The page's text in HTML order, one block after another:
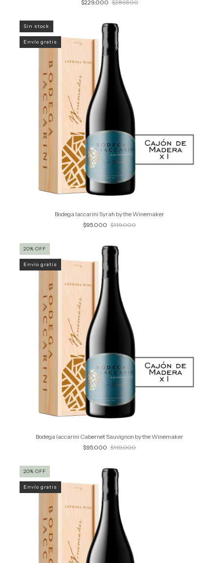
$229.000 $286.500
Sin stock
Envío gratis
Bodega Iaccarini Syrah by the Winemaker
$95.000 $119.000
20% OFF
Envío gratis
Bodega Iaccarini Cabernet Sauvignon by the Winemaker
$95.000 $119.000
20% OFF
Envío gratis